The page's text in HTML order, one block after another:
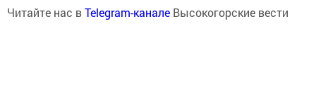
Читайте нас вTelegram-канале Высокогорские вести